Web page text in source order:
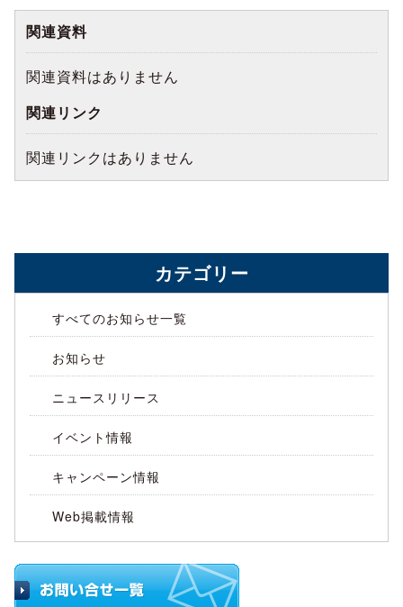
関連資料
関連資料はありません
関連リンク
関連リンクはありません
カテゴリー
すべてのお知らせ一覧
お知らせ
ニュースリリース
イベント情報
キャンペーン情報
Web掲載情報